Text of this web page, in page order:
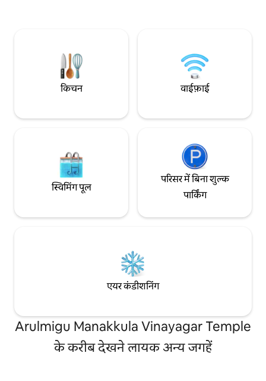
किचन वाईफ़ाई
स्विमिंग पूल
परिसर में बिना शुल्क
पार्किंग
एयर कंडीशनिंग
Arulmigu Manakkula Vinayagar Temple
के करीब देखने लायक अन्य जगहें